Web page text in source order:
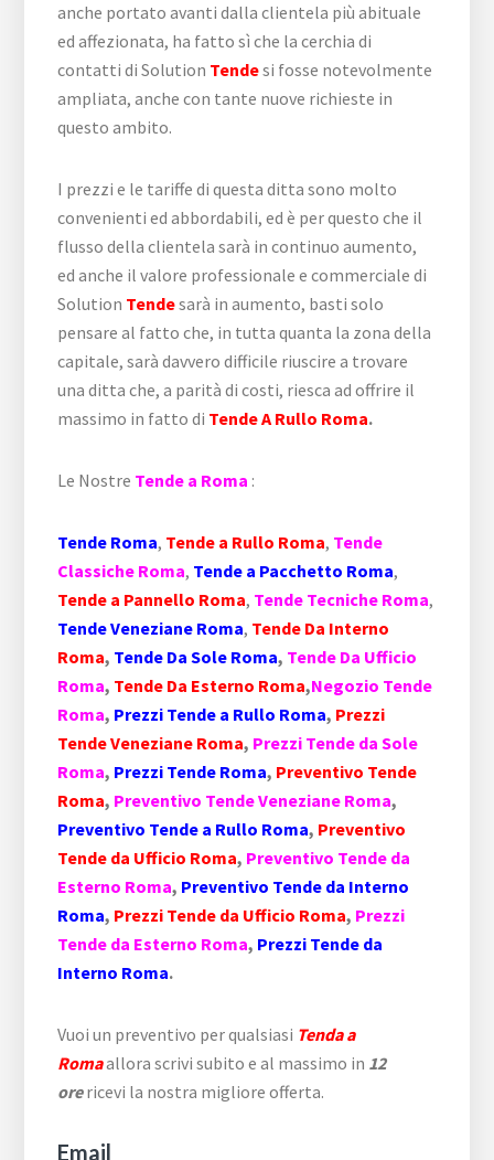
anche portato avanti dalla clientela più abituale
ed affezionata, ha fatto sì che la cerchia di
contatti di Solution Tendesi fosse notevolmente
ampliata, anche con tante nuove richieste in
questo ambito.
I prezzi e le tariffe di questa ditta sono molto
convenienti ed abbordabili, ed è per questo che il
flusso della clientela sarà in continuo aumento,
ed anche il valore professionale e commerciale di
Solution Tendesarà in aumento, basti solo
pensare al fatto che, in tutta quanta la zona della
capitale, sarà davvero difficile riuscire a trovare
una ditta che, a parità di costi, riesca ad offrire il
massimo in fatto di Tende A Rullo Roma.
Le Nostre Tende a Roma :
Tende Roma, Tende a Rullo Roma, Tende
Classiche Roma, Tende a Pacchetto Roma,
Tende a Pannello Roma, Tende Tecniche Roma,
Tende Veneziane Roma, Tende Da Interno
Roma, Tende Da Sole Roma, Tende Da Ufficio
Roma, Tende Da Esterno Roma,Negozio Tende
Roma, Prezzi Tende a Rullo Roma, Prezzi
Tende Veneziane Roma, Prezzi Tende da Sole
Roma, Prezzi Tende Roma, Preventivo Tende
Roma, Preventivo Tende Veneziane Roma,
Preventivo Tende a Rullo Roma, Preventivo
Tende da Ufficio Roma, Preventivo Tende da
Esterno Roma, Preventivo Tende da Interno
Roma, Prezzi Tende da Ufficio Roma, Prezzi
Tende da Esterno Roma, Prezzi Tende da
Interno Roma.
Vuoi un preventivo per qualsiasi Tenda a
Romaallora scrivi subito e al massimo in 12
orericevi la nostra migliore offerta.
Email